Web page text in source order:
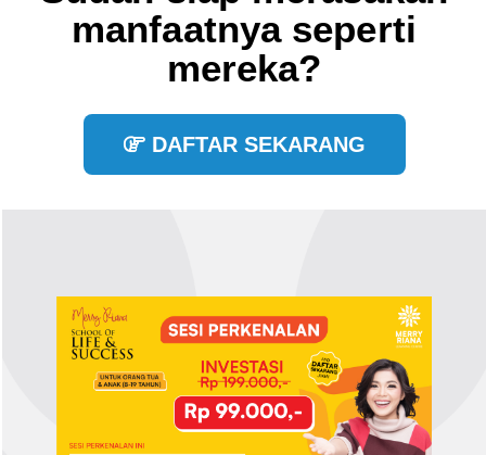
manfaatnya seperti
mereka?
DAFTAR SEKARANG